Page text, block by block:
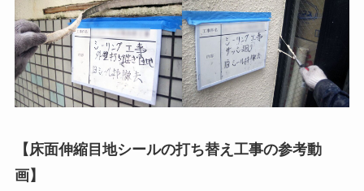
【床面伸縮目地シールの打ち替え工事の参考動
画】